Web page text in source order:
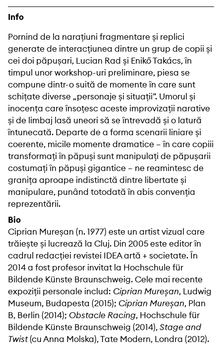
Info
Pornind de la narațiuni fragmentare și replici
generate de interacțiunea dintre un grup de copii și
cei doi păpușari, Lucian Rad și Enikő Takács, în
timpul unor workshop-uri preliminare, piesa se
compune dintr-o suită de momente în care sunt
schițate diverse „personaje și situații”. Umorul și
inocența care însoțesc aceste improvizații narative
și de limbaj lasă uneori să se întrevadă și o latură
întunecată. Departe de a forma scenarii liniare și
coerente, micile momente dramatice – în care copiii
transformați în păpuși sunt manipulați de păpușarii
costumați în păpuși gigantice – ne reamintesc de
granița aproape indistinctă dintre libertate și
manipulare, punând totodată în abis convenția
reprezentării.
Bio
Ciprian Mureșan (n. 1977) este un artist vizual care
trăiește și lucrează la Cluj. Din 2005 este editor în
cadrul redacției revistei IDEA artă + societate. În
2014 a fost profesor invitat la Hochschule für
Bildende Künste Braunschweig. Cele mai recente
expoziții personale includ: Ciprian Mureșan, Ludwig
Museum, Budapesta (2015); Ciprian Mureșan, Plan
B, Berlin (2014); Obstacle Racing, Hochschule für
Bildende Künste Braunschweig (2014),Stage and
Twist(cu Anna Molska), Tate Modern, Londra (2012).